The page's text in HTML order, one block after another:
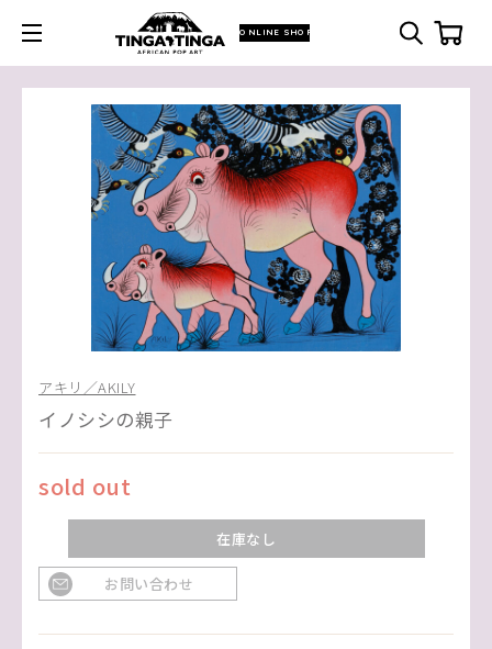
ONLINE SHOP
アキリ／AKILY
イノシシの親子
sold out
在庫なし
お問い合わせ